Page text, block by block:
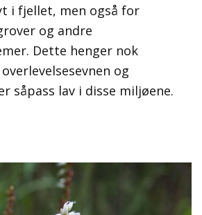
i fjellet, men også for
og andre
Dette henger nok
og
såpass lav i disse miljøene.